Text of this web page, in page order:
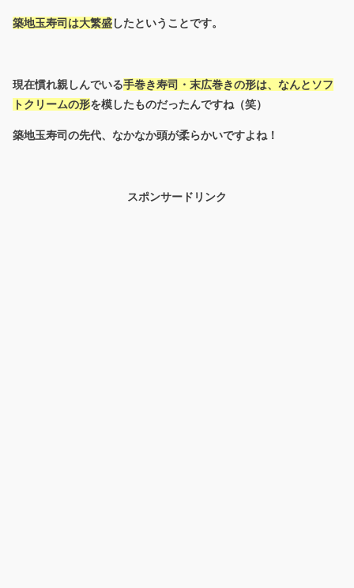
築地玉寿司は大繁盛したということです。
現在慣れ親しんでいる手巻き寿司・末広巻きの形は、なんとソフ
トクリームの形を模したものだったんですね（笑）
築地玉寿司の先代、なかなか頭が柔らかいですよね！
スポンサードリンク